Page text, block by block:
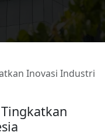
Inovasi Industri